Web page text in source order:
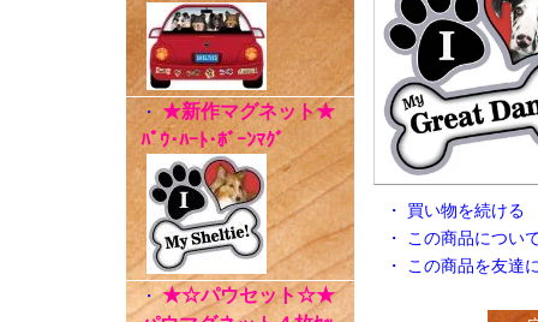
・ ★新作マグネット★
ﾊﾟｳ･ﾊｰﾄ･ﾎﾞｰﾝﾏｸﾞ
・★☆パウセット☆★
・ 買い物を続ける
・ この商品につい
・ この商品を友達